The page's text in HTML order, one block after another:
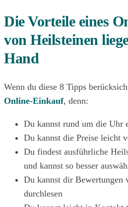
Die Vorteile eines
von Heilsteinen
Hand
Wenn du diese 8 Tipps
Online-Einkauf, denn:
Du kannst rund um die Uhr
Du kannst die Preise leicht
Du findest ausführliche
und kannst so besser
Du kannst dir Bewertungen
durchlesen